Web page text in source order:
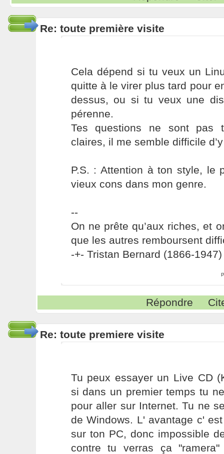
Re: toute première visite
Cela dépend si tu veux un
quitte à le virer plus tard pour
dessus, ou si tu veux une
pérenne.
Tes questions ne sont pas
claires, il me semble difficile
P.S. : Attention à ton style, le
vieux cons dans mon genre.
--
On ne prête qu’aux riches, et
que les autres remboursent
-+- Tristan Bernard (1866-1947)
Répondre
Re: toute premiere visite
Tu peux essayer un Live CD
si dans un premier temps tu
pour aller sur Internet. Tu ne
de Windows. L' avantage c'
sur ton PC, donc impossible
contre tu verras ça